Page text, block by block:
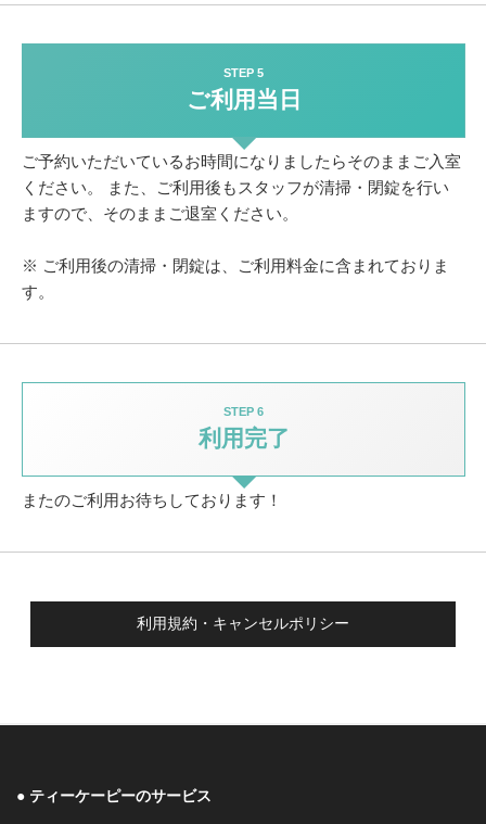
STEP 5
ご利用当日
ご予約いただいているお時間になりましたらそのままご入室
ください。
また、ご利用後もスタッフが清掃・閉錠を行い
ますので、そのままご退室ください。
※ ご利用後の清掃・閉錠は、ご利用料金に含まれておりま
す。
STEP 6
利用完了
またのご利用お待ちしております！
利用規約・キャンセルポリシー
ティーケーピーのサービス